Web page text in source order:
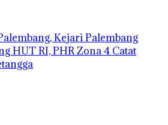
Kejari Palembang
HUT RI, PHR Zona 4 Catat